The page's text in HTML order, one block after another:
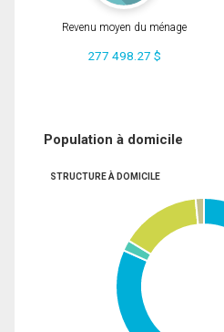
Revenu moyen du ménage
277 498.27 $
Population à domicile
STRUCTURE À DOMICILE